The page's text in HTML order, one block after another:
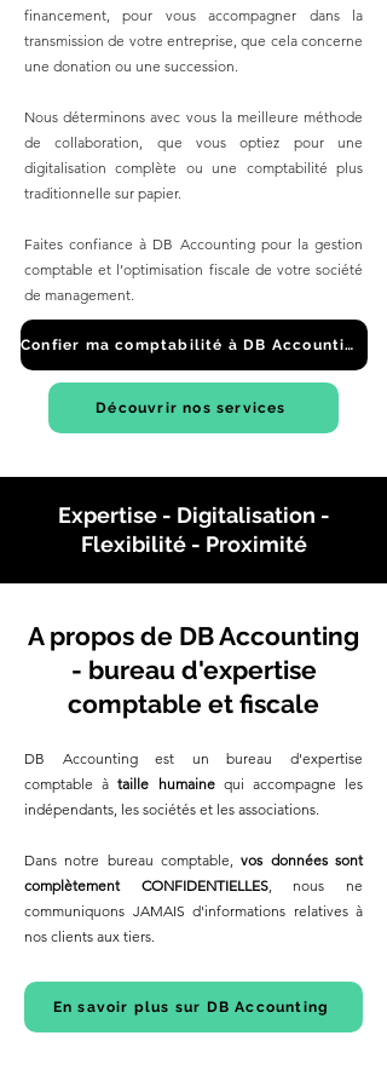
financement, pour vous accompagner dans la
transmission de votre entreprise, que cela concerne
une donation ou une succession.
Nous déterminons avec vous la meilleure méthode
de collaboration, que vous optiez pour une
digitalisation complète ou une comptabilité plus
traditionnelle sur papier.
Faites confiance à DB Accounting pour la gestion
comptable et l’optimisation fiscale de votre société
de management.
Confier ma comptabilité à DB Accounting
Découvrir nos services
Expertise - Digitalisation -
Flexibilité - Proximité
A propos de DB Accounting
- bureau d'expertise
comptable et fiscale
DB Accounting est un bureau d'expertise
comptable àtaille humainequi accompagne les
indépendants, les sociétés et les associations.
Dans notre bureau comptable,vos données sont
complètement CONFIDENTIELLES, nous ne
communiquons JAMAIS d'informations relatives à
nos clients aux tiers.
En savoir plus sur DB Accounting